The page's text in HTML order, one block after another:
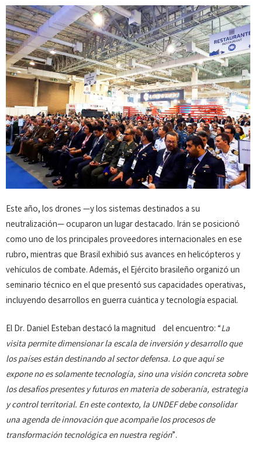
Este año, los drones —y los sistemas destinados a su
neutralización— ocuparon un lugar destacado. Irán se posicionó
como uno de los principales proveedores internacionales en ese
rubro, mientras que Brasil exhibió sus avances en helicópteros y
vehículos de combate. Además, el Ejército brasileño organizó un
seminario técnico en el que presentó sus capacidades operativas,
incluyendo desarrollos en guerra cuántica y tecnología espacial.
El Dr. Daniel Esteban destacó la magnitud del encuentro: “La
visita permite dimensionar la escala de inversión y desarrollo que
los países están destinando al sector defensa. Lo que aquí se
expone no es solamente tecnología, sino una visión concreta sobre
los desafíos presentes y futuros en materia de soberanía, estrategia
y control territorial. En este contexto, la UNDEF debe consolidar
una agenda de innovación que acompañe los procesos de
transformación tecnológica en nuestra región”.